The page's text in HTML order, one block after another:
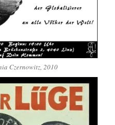
Czernowitz, 2010